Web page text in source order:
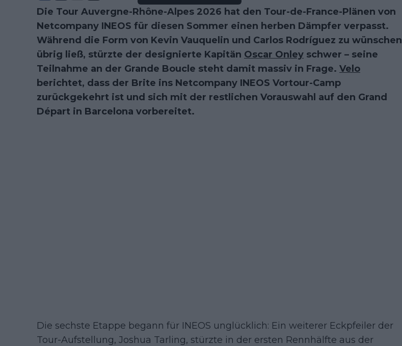
Die Tour Auvergne-Rhône-Alpes 2026 hat den Tour-de-France-Plänen von
Netcompany INEOS für diesen Sommer einen herben Dämpfer verpasst.
Während die Form von Kevin Vauquelin und Carlos Rodríguez zu wünschen
übrig ließ, stürzte der designierte Kapitän Oscar Onley schwer – seine
Teilnahme an der Grande Boucle steht damit massiv in Frage. Velo
berichtet, dass der Brite ins Netcompany INEOS Vortour-Camp
zurückgekehrt ist und sich mit der restlichen Vorauswahl auf den Grand
Départ in Barcelona vorbereitet.
Die sechste Etappe begann für INEOS unglücklich: Ein weiterer Eckpfeiler der
Tour-Aufstellung, Joshua Tarling, stürzte in der ersten Rennhälfte aus der